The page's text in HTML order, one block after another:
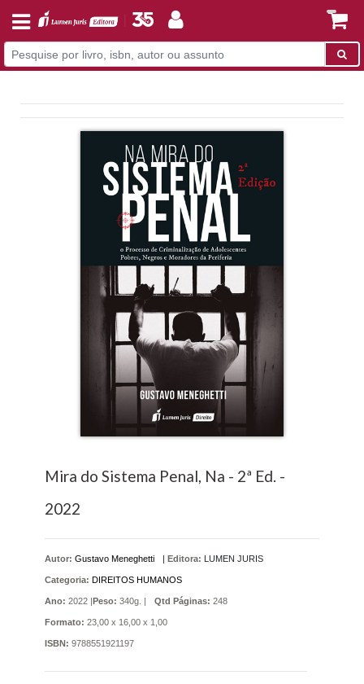
Mira do Sistema Penal, Na - 2ª Ed. -
2022
Autor: Gustavo Meneghetti Editora: LUMEN JURIS
Categoria: DIREITOS HUMANOS
Ano: 2022 | Peso: 340g. | Qtd Páginas: 248
Formato: 23,00 x 16,00 x 1,00
ISBN: 9788551921197